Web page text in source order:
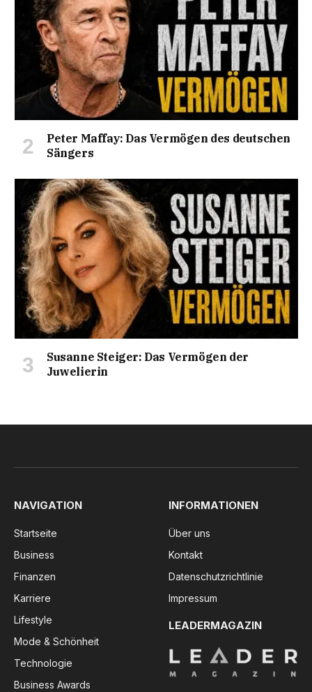
Peter Maffay: Das Vermögen des deutschen
Sängers
Susanne Steiger: Das Vermögen der
Juwelierin
NAVIGATION
Startseite
Business
Finanzen
Karriere
Lifestyle
Mode & Schönheit
Technologie
Business Awards
INFORMATIONEN
Über uns
Kontakt
Datenschutzrichtlinie
Impressum
LEADERMAGAZIN